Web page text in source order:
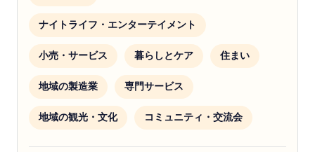
ナイトライフ・エンターテイメント
小売・サービス 暮らしとケア 住まい
地域の製造業 専門サービス
地域の観光・文化 コミュニティ・交流会